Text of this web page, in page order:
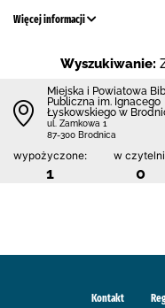
Więcej informacji
Wyszukiwanie:
Miejska i Powiatowa
Publiczna im. Ignacego
Łyskowskiego w
ul. Zamkowa 1
87-300 Brodnica
wypożyczone:
1
w
0
Kontakt